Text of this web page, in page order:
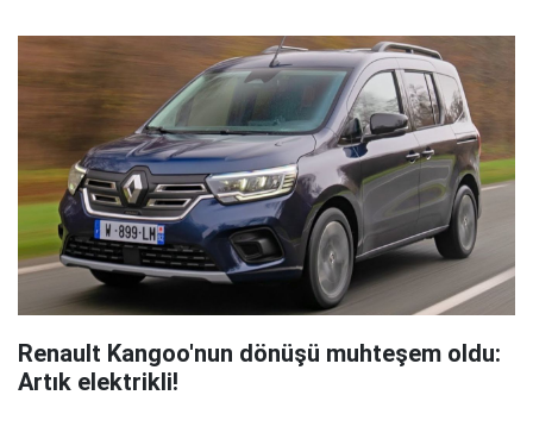
Renault Kangoo'nun dönüşü muhteşem oldu:
Artık elektrikli!